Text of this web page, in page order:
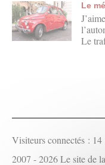
Le
Le
Visiteurs connectés : 14
2007 - 2026 Le site de